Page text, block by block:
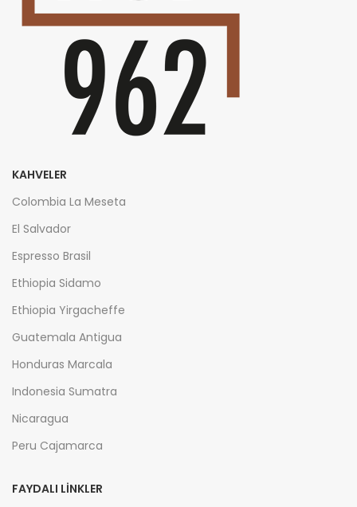
KAHVELER
Colombia La Meseta
El Salvador
Espresso Brasil
Ethiopia Sidamo
Ethiopia Yirgacheffe
Guatemala Antigua
Honduras Marcala
Indonesia Sumatra
Nicaragua
Peru Cajamarca
FAYDALI LİNKLER